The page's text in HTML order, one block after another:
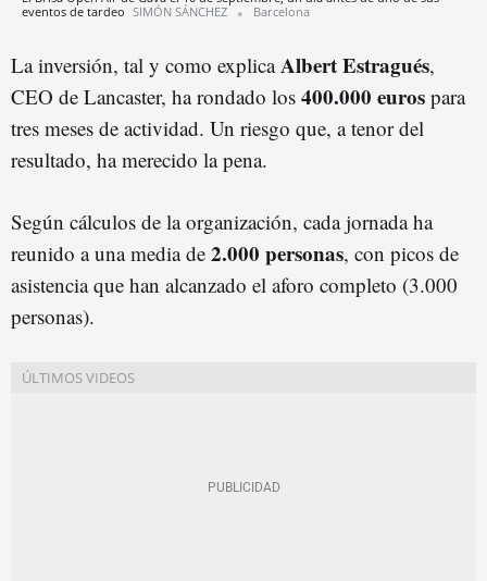
eventos de tardeo SIMÓN SÁNCHEZ Barcelona
La inversión, tal y como explicaAlbert Estragués,
CEO de Lancaster, ha rondado los 400.000 euros para
tres meses de actividad. Un riesgo que, a tenor del
resultado, ha merecido la pena.
Según cálculos de la organización, cada jornada ha
reunido a una media de 2.000 personas, con picos de
asistencia que han alcanzado el aforo completo (3.000
personas).